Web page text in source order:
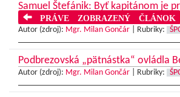
Samuel Štefánik: Byť kapitánom je
PRÁVE ZOBRAZENÝ ČLÁNOK
Autor (zdroj): Mgr. Milan Gončár Rubriky:
Podbrezovská „pätnástka“ ovládla
Autor (zdroj): Mgr. Milan Gončár Rubriky: